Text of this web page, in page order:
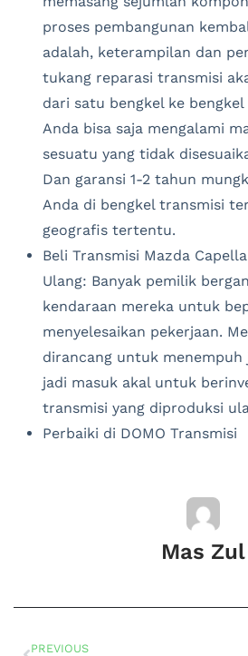
proses pembangunan
adalah, keterampilan dan
tukang reparasi transmisi
dari satu bengkel ke bengkel
Anda bisa saja mengalami
sesuatu yang tidak
Dan garansi 1-2 tahun
Anda di bengkel transmisi
geografis tertentu.
Beli Transmisi Mazda
Ulang: Banyak pemilik
kendaraan mereka untuk
menyelesaikan pekerjaan.
dirancang untuk menempuh
jadi masuk akal untuk
transmisi yang diproduksi
Perbaiki di DOMO Transmisi
Mas Zul
PREVIOUS